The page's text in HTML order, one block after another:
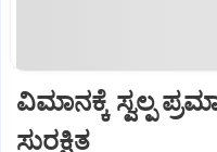
ವಿಮಾನಕ್ಕೆ ಸ್ವಲ್ಪ
ಸುರಕ್ಷಿತ